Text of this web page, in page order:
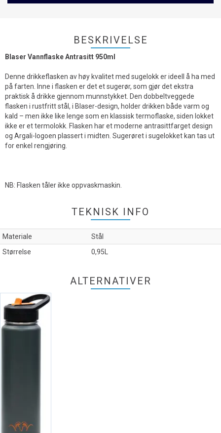
BESKRIVELSE
Blaser Vannflaske Antrasitt 950ml
Denne drikkeflasken av høy kvalitet med sugelokk er ideell å ha med
på farten. Inne i flasken er det et sugerør, som gjør det ekstra
praktisk å drikke gjennom munnstykket. Den dobbeltveggede
flasken i rustfritt stål, i Blaser-design, holder drikken både varm og
kald – men ikke like lenge som en klassisk termoflaske, siden lokket
ikke er et termolokk. Flasken har et moderne antrasittfarget design
og Argali-logoen plassert i midten. Sugerøret i sugelokket kan tas ut
for enkel rengjøring.
NB: Flasken tåler ikke oppvaskmaskin.
TEKNISK INFO
Materiale
Stål
Størrelse
0,95L
ALTERNATIVER